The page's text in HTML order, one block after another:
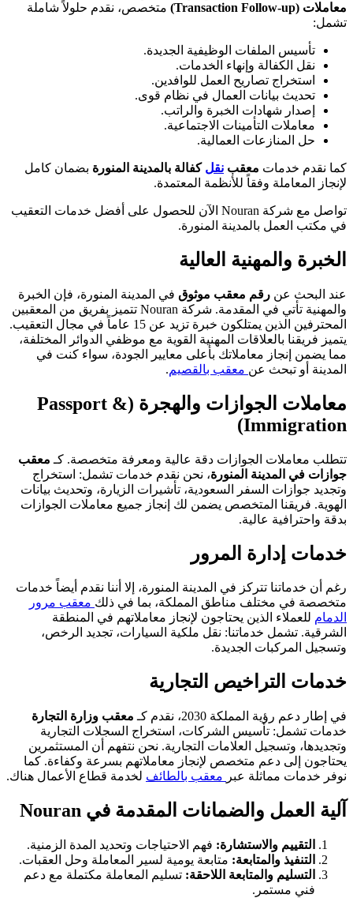
معاملات (Transaction Follow-up)
متخصص، نقدم حلولاً شاملة
تشمل:
تأسيس الملفات الوظيفية الجديدة.
نقل الكفالة وإنهاء الخدمات.
استخراج تصاريح العمل للوافدين.
تحديث بيانات العمال في نظام قوى.
إصدار شهادات الخبرة والراتب.
معاملات التأمينات الاجتماعية.
حل المنازعات العمالية.
كما نقدم خدمات معقب نقل كفالة بالمدينة المنورة بضمان كامل
لإنجاز المعاملة وفقاً للأنظمة المعتمدة.
تواصل مع شركة Nouran الآن للحصول على أفضل خدمات التعقيب
في مكتب العمل بالمدينة المنورة.
الخبرة والمهنية العالية
عند البحث عن رقم معقب موثوق في المدينة المنورة، فإن الخبرة
والمهنية تأتي في المقدمة. شركة Nouran تتميز بفريق من المعقبين
المحترفين الذين يمتلكون خبرة تزيد عن 15 عاماً في مجال التعقيب.
يتميز فريقنا بالعلاقات المهنية القوية مع موظفي الدوائر المختلفة،
مما يضمن إنجاز معاملاتك بأعلى معايير الجودة، سواء كنت في
المدينة أو تبحث عن معقب بالقصيم.
معاملات الجوازات والهجرة (Passport &
Immigration)
تتطلب معاملات الجوازات دقة عالية ومعرفة متخصصة. كـ معقب
جوازات في المدينة المنورة، نحن نقدم خدمات تشمل: استخراج
وتجديد جوازات السفر السعودية، تأشيرات الزيارة، وتحديث بيانات
الهوية. فريقنا المتخصص يضمن لك إنجاز جميع معاملات الجوازات
بدقة واحترافية عالية.
خدمات إدارة المرور
رغم أن خدماتنا تتركز في المدينة المنورة، إلا أننا نقدم أيضاً خدمات
متخصصة في مختلف مناطق المملكة، بما في ذلك معقب مرور
الدمام للعملاء الذين يحتاجون لإنجاز معاملاتهم في المنطقة
الشرقية. تشمل خدماتنا: نقل ملكية السيارات، تجديد الرخص،
وتسجيل المركبات الجديدة.
خدمات التراخيص التجارية
في إطار دعم رؤية المملكة 2030، نقدم كـ
معقب وزارة التجارة
خدمات تشمل: تأسيس الشركات، استخراج السجلات التجارية
وتجديدها، وتسجيل العلامات التجارية. نحن نتفهم أن المستثمرين
يحتاجون إلى دعم متخصص لإنجاز معاملاتهم بسرعة وكفاءة. كما
نوفر خدمات مماثلة عبر معقب بالطائف لخدمة قطاع الأعمال هناك.
آلية العمل والضمانات المقدمة في Nouran
التقييم والاستشارة: فهم الاحتياجات وتحديد المدة الزمنية.
التنفيذ والمتابعة: متابعة يومية لسير المعاملة وحل العقبات.
التسليم والمتابعة اللاحقة: تسليم المعاملة مكتملة مع دعم
فني مستمر.